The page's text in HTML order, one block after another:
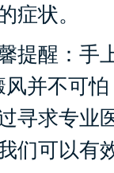
症状。
醒：手
并不可
寻求专业
们可以有